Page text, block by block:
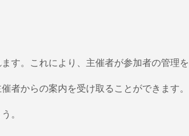
す。これにより、主催者が参加者の管理
者からの案内を受け取ることができます。
。